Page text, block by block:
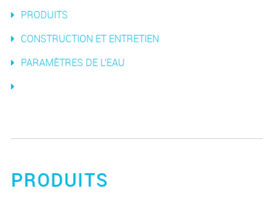
PRODUITS
CONSTRUCTION ET ENTRETIEN
PARAMÈTRES DE L’EAU
PRODUITS